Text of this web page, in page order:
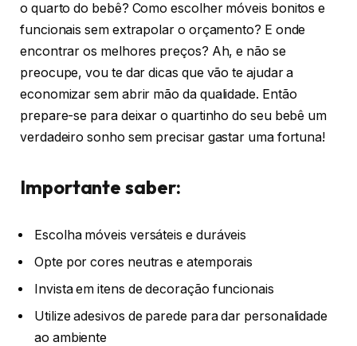
o quarto do bebê? Como escolher móveis bonitos e
funcionais sem extrapolar o orçamento? E onde
encontrar os melhores preços? Ah, e não se
preocupe, vou te dar dicas que vão te ajudar a
economizar sem abrir mão da qualidade. Então
prepare-se para deixar o quartinho do seu bebê um
verdadeiro sonho sem precisar gastar uma fortuna!
Importante saber:
Escolha móveis versáteis e duráveis
Opte por cores neutras e atemporais
Invista em itens de decoração funcionais
Utilize adesivos de parede para dar personalidade
ao ambiente